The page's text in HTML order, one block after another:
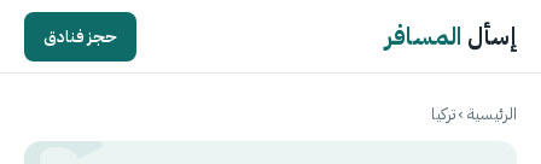
إسأل المسافر حجز فنادق
الرئيسية›تركيا